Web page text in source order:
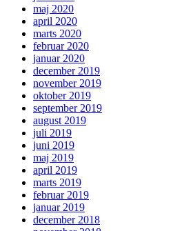
maj 2020
april 2020
marts 2020
februar 2020
januar 2020
december 2019
november 2019
oktober 2019
september 2019
august 2019
juli 2019
juni 2019
maj 2019
april 2019
marts 2019
februar 2019
januar 2019
december 2018